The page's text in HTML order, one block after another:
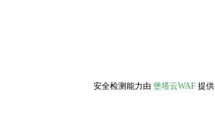
安全检测能力由 堡塔云WAF 提供